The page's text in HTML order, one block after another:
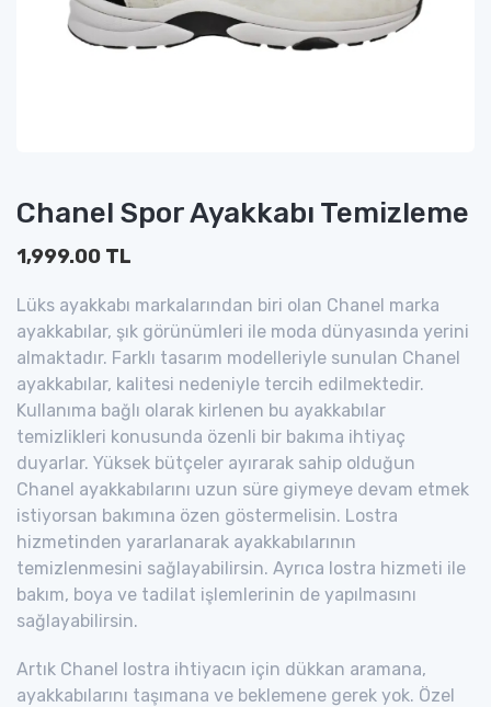
Chanel Spor Ayakkabı Temizleme
1,999.00 TL
Lüks ayakkabı markalarından biri olan Chanel marka
ayakkabılar, şık görünümleri ile moda dünyasında yerini
almaktadır. Farklı tasarım modelleriyle sunulan Chanel
ayakkabılar, kalitesi nedeniyle tercih edilmektedir.
Kullanıma bağlı olarak kirlenen bu ayakkabılar
temizlikleri konusunda özenli bir bakıma ihtiyaç
duyarlar. Yüksek bütçeler ayırarak sahip olduğun
Chanel ayakkabılarını uzun süre giymeye devam etmek
istiyorsan bakımına özen göstermelisin. Lostra
hizmetinden yararlanarak ayakkabılarının
temizlenmesini sağlayabilirsin. Ayrıca lostra hizmeti ile
bakım, boya ve tadilat işlemlerinin de yapılmasını
sağlayabilirsin.
Artık Chanel lostra ihtiyacın için dükkan aramana,
ayakkabılarını taşımana ve beklemene gerek yok. Özel